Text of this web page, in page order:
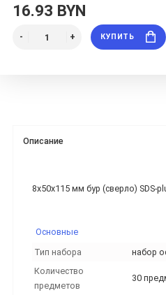
16.93 BYN
КУПИТЬ
Описание
8х50х115 мм бур (сверло) SDS-
Основные
Тип набора
набор
Количество
предметов
30